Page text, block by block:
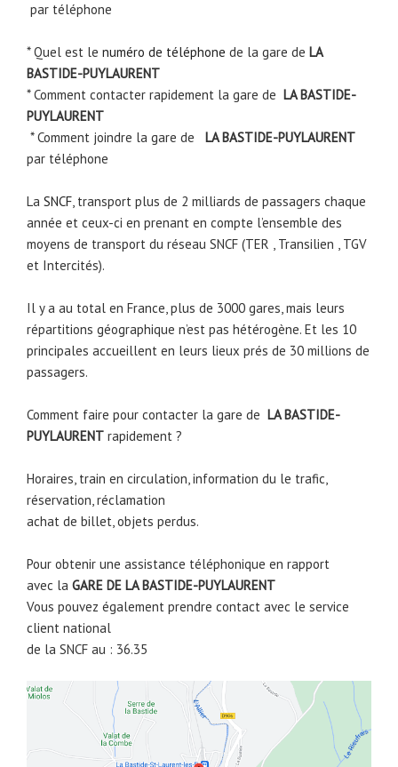
par téléphone
* Quel est le numéro de téléphone de la gare de LA
BASTIDE-PUYLAURENT
* Comment contacter rapidement la gare de LA BASTIDE-
PUYLAURENT
* Comment joindre la gare de
LA BASTIDE-PUYLAURENT
par téléphone
La SNCF, transport plus de 2 milliards de passagers chaque
année et ceux-ci en prenant en compte l’ensemble des
moyens de transport du réseau SNCF (TER , Transilien , TGV
et Intercités).
Il y a au total en France, plus de 3000 gares, mais leurs
répartitions géographique n’est pas hétérogène. Et les 10
principales accueillent en leurs lieux prés de 30 millions de
passagers.
Comment faire pour contacter la gare de LA BASTIDE-
PUYLAURENT rapidement ?
Horaires, train en circulation, information du le trafic,
réservation, réclamation
achat de billet, objets perdus.
Pour obtenir une assistance téléphonique en rapport
avec la GARE DE LA BASTIDE-PUYLAURENT
Vous pouvez également prendre contact avec le service
client national
de la SNCF au : 36.35